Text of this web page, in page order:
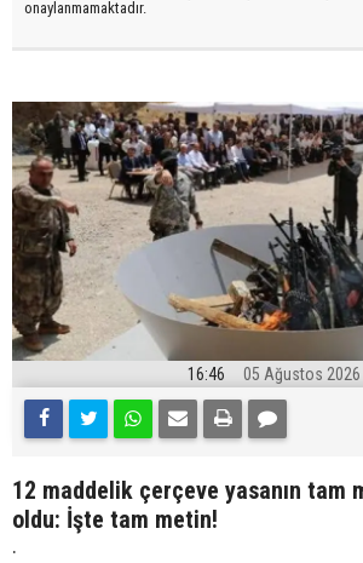
onaylanmamaktadır.
16:46 05 Ağustos 2026
12 maddelik çerçeve yasanın tam
oldu: İşte tam metin!
.